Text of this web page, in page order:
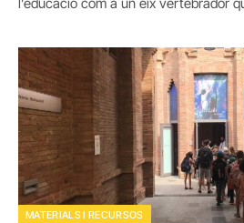
MATERIALS I RECURSOS